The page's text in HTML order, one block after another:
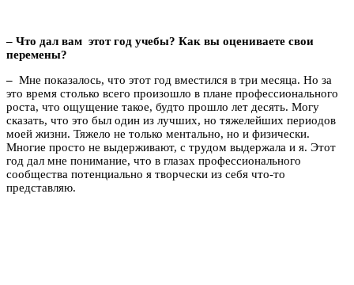
– Что дал вам этот год учебы? Как вы оцениваете свои
перемены?
– Мне показалось, что этот год вместился в три месяца. Но за
это время столько всего произошло в плане профессионального
роста, что ощущение такое, будто прошло лет десять. Могу
сказать, что это был один из лучших, но тяжелейших периодов
моей жизни. Тяжело не только ментально, но и физически.
Многие просто не выдерживают, с трудом выдержала и я. Этот
год дал мне понимание, что в глазах профессионального
сообщества потенциально я творчески из себя что-то
представляю.